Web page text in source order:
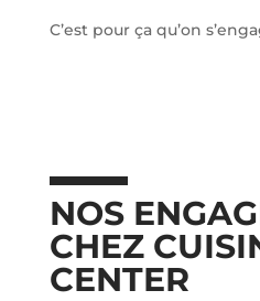
C’est pour ça qu’on
NOS
CHEZ
CENTER